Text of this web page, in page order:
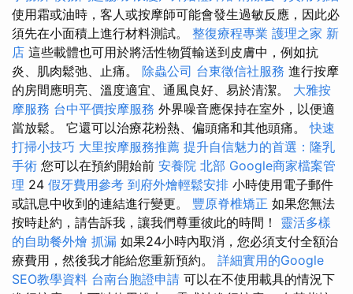
使用霜或油時，客人或按摩師可能會發生過敏反應，因此必
須先在小面積上進行材料測試。 整復療程專業 護理之家 新
店 這些載體也可用於將活性物質輸送到皮膚中，例如抗
炎、肌肉鬆弛、止痛。 除蟲公司 台東徵信社服務 進行按摩
的房間應明亮、溫度適宜、通風良好、易於清潔。 大雅按
摩服務 台中平價按摩服務 外界噪音應保持在室外，以便適
當放鬆。 它還可以治療花粉熱、偏頭痛和其他頭痛。快速
打掃小技巧 大里按摩服務推薦 提升自信魅力的首選：隆乳
手術 您可以在預約開始前 安養院 北部 Google商家檔案管
理 24 假牙費用參考 到府外燴輕鬆安排 小時使用電子郵件
或訊息中收到的連結進行變更。 豐原脊椎矯正 如果您無法
按時赴約，請告訴我，讓我們尊重彼此的時間！ 靈活多樣
的自助餐外燴 抓漏 如果24小時內取消，您必須支付全額治
療費用，然後我才能給您重新預約。 詳細實用的Google
SEO教學資料 台南台胞證申請 可以在不使用載具的情況下